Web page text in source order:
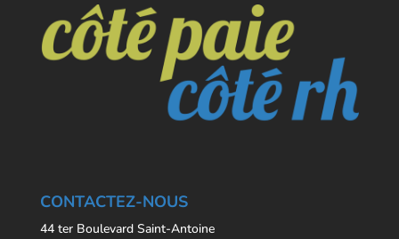
CONTACTEZ-NOUS
44 ter Boulevard Saint-Antoine